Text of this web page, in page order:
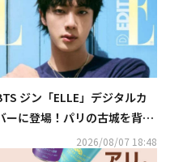
ジン「ELLE」デジタルカ
ーに登場！パリの古城を背景
に優雅な魅力アピール（動画あ
2026/08/07 18:48